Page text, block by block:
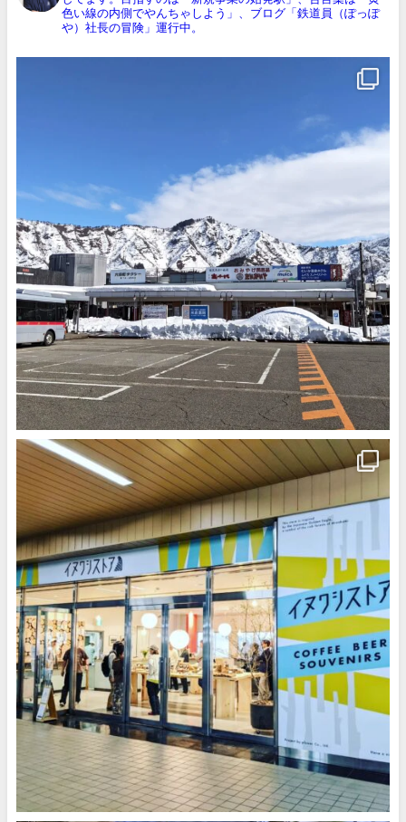
色い線の内側でやんちゃしよう」、ブログ「鉄道員（ぽっぽ
や）社長の冒険」運行中。